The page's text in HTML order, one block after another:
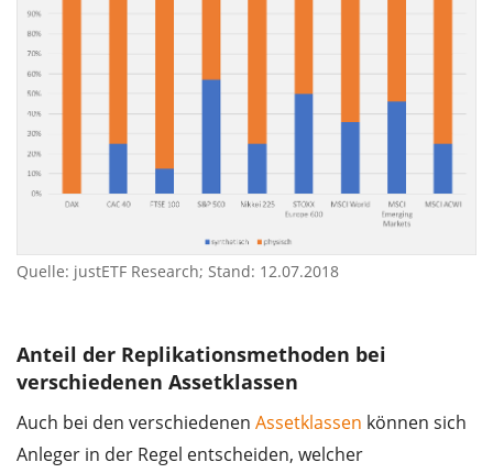
Quelle: justETF Research; Stand: 12.07.2018
Anteil der Replikationsmethoden bei
verschiedenen Assetklassen
Auch bei den verschiedenen Assetklassen können sich
Anleger in der Regel entscheiden, welcher